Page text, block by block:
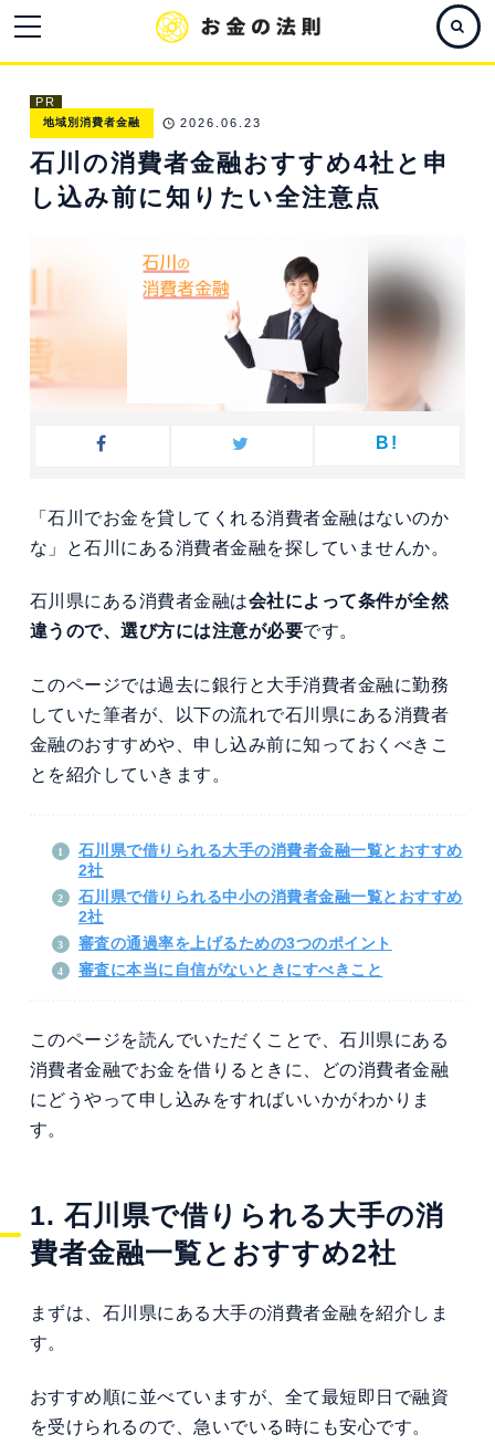
PR
地域別消費者金融 2026.06.23
石川の消費者金融おすすめ4社と申
し込み前に知りたい全注意点
B!
「石川でお金を貸してくれる消費者金融はないのか
な」と石川にある消費者金融を探していませんか。
石川県にある消費者金融は会社によって条件が全然
違うので、選び方には注意が必要です。
このページでは過去に銀行と大手消費者金融に勤務
していた筆者が、以下の流れで石川県にある消費者
金融のおすすめや、申し込み前に知っておくべきこ
とを紹介していきます。
石川県で借りられる大手の消費者金融一覧とおすすめ
2社
石川県で借りられる中小の消費者金融一覧とおすすめ
2社
審査の通過率を上げるための3つのポイント
審査に本当に自信がないときにすべきこと
このページを読んでいただくことで、石川県にある
消費者金融でお金を借りるときに、どの消費者金融
にどうやって申し込みをすればいいかがわかりま
す。
1. 石川県で借りられる大手の消
費者金融一覧とおすすめ2社
まずは、石川県にある大手の消費者金融を紹介しま
す。
おすすめ順に並べていますが、全て最短即日で融資
を受けられるので、急いでいる時にも安心です。